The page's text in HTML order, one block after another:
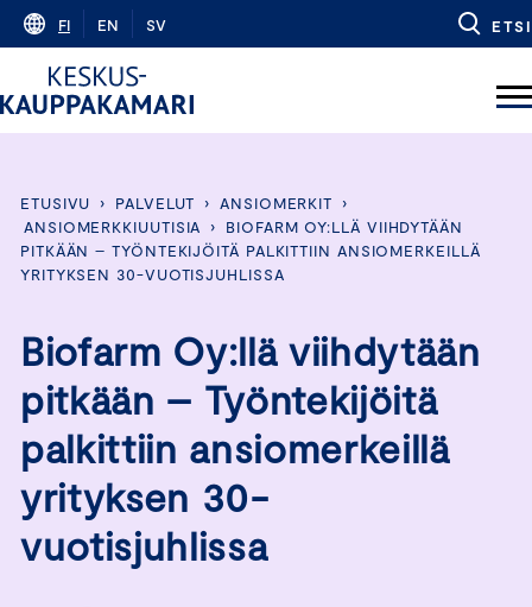
Skip
content
FI EN SV ETSI
ETUSIVU › PALVELUT › ANSIOMERKIT
›
ANSIOMERKKIUUTISIA
›
BIOFARM OY:LLÄ VIIHDYTÄÄN
PITKÄÄN – TYÖNTEKIJÖITÄ PALKITTIIN ANSIOMERKEILLÄ
YRITYKSEN 30-VUOTISJUHLISSA
Biofarm Oy:llä viihdytään
pitkään – Työntekijöitä
palkittiin ansiomerkeillä
yrityksen 30-
vuotisjuhlissa